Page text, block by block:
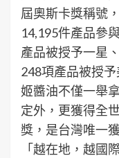
屆奧斯卡獎稱號
14,195件產品參
產品被授予一星
248項產品被授
姬醬油不僅一舉
定外，更獲得全
獎，是台灣唯一
「越在地，越國